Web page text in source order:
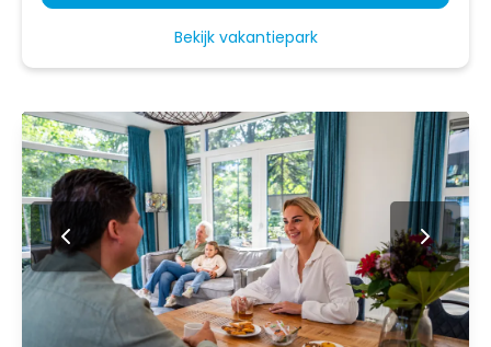
Bekijk vakantiepark